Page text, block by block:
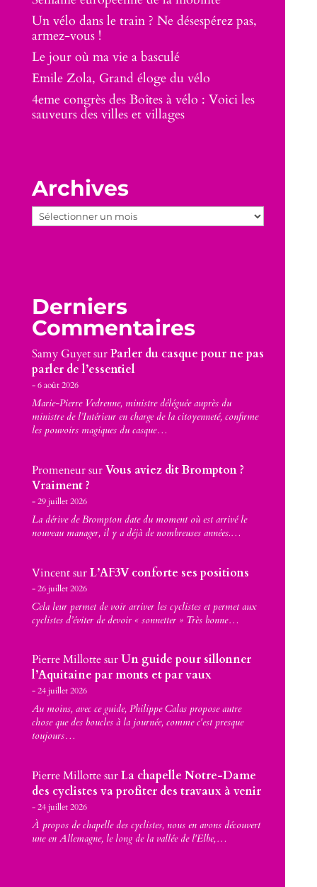
Un vélo dans le train ? Ne désespérez pas,
armez-vous !
Le jour où ma vie a basculé
Emile Zola, Grand éloge du vélo
4eme congrès des Boîtes à vélo : Voici les
sauveurs des villes et villages
Archives
Archives
Derniers
Commentaires
Samy GuyetsurParler du casque pour ne pas
parler de l’essentiel
6 août 2026
Marie-Pierre Vedrenne, ministre déléguée auprès du
ministre de l’Intérieur en charge de la citoyenneté, confirme
les pouvoirs magiques du casque…
PromeneursurVous aviez dit Brompton ?
Vraiment ?
29 juillet 2026
La dérive de Brompton date du moment où est arrivé le
nouveau manager, il y a déjà de nombreuses années.…
VincentsurL’AF3V conforte ses positions
26 juillet 2026
Cela leur permet de voir arriver les cyclistes et permet aux
cyclistes d’éviter de devoir « sonnetter » Très bonne…
Pierre MillottesurUn guide pour sillonner
l’Aquitaine par monts et par vaux
24 juillet 2026
Au moins, avec ce guide, Philippe Calas propose autre
chose que des boucles à la journée, comme c'est presque
toujours…
Pierre MillottesurLa chapelle Notre-Dame
des cyclistes va profiter des travaux à venir
24 juillet 2026
À propos de chapelle des cyclistes, nous en avons découvert
une en Allemagne, le long de la vallée de l'Elbe,…